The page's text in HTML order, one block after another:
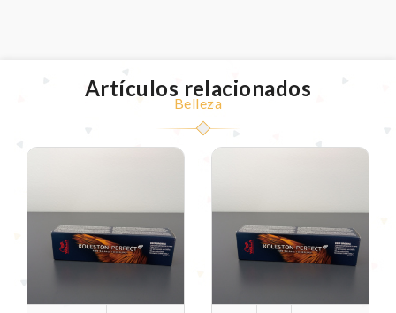
Artículos relacionados
Belleza